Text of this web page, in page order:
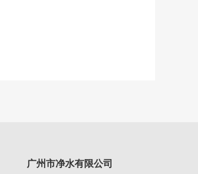
广州市净水有限公司